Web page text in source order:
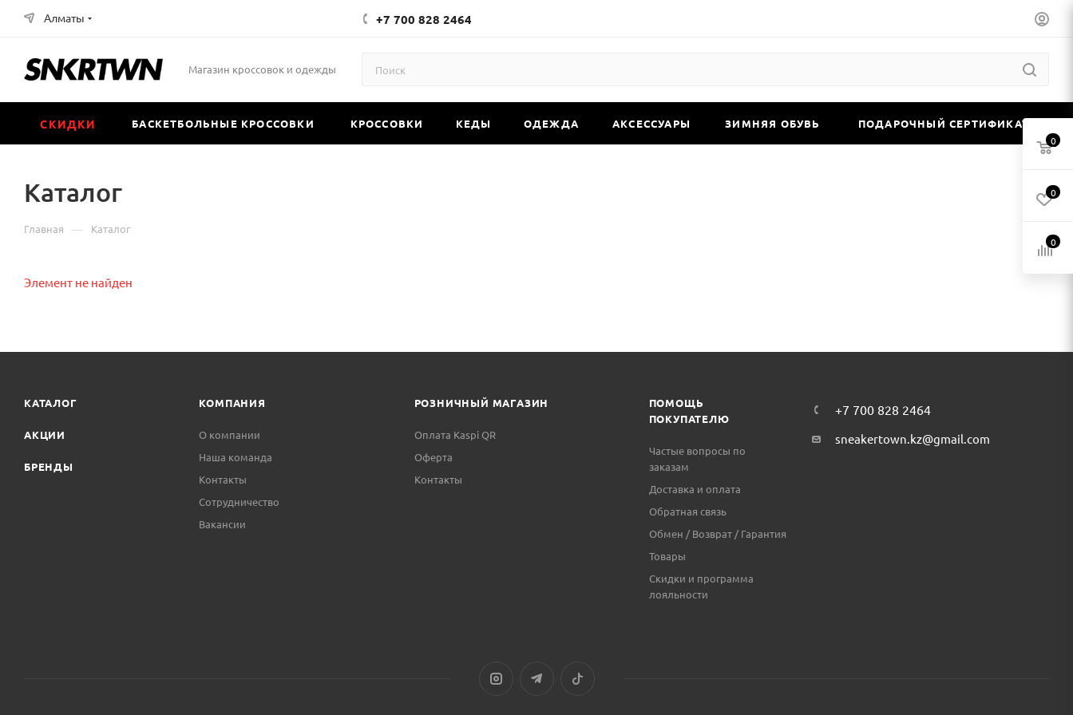
Алматы +7 700 828 2464
Магазин кроссовок и одежды
СКИДКИ БАСКЕТБОЛЬНЫЕ КРОССОВКИ КРОССОВКИ КЕДЫ ОДЕЖДА АКСЕССУАРЫ ЗИМНЯЯ ОБУВЬ ПОДАРОЧНЫЙ СЕРТИФИКАТ
Каталог
Главная — Каталог
Элемент не найден
КАТАЛОГ
АКЦИИ
БРЕНДЫ
КОМПАНИЯ
О компании
Наша команда
Контакты
Сотрудничество
Вакансии
РОЗНИЧНЫЙ МАГАЗИН
Оплата Kaspi QR
Оферта
Контакты
ПОМОЩЬ
ПОКУПАТЕЛЮ
Частые вопросы по
заказам
Доставка и оплата
Обратная связь
Обмен / Возврат / Гарантия
Товары
Скидки и программа
лояльности
+7 700 828 2464
sneakertown.kz@gmail.com
0
0
0